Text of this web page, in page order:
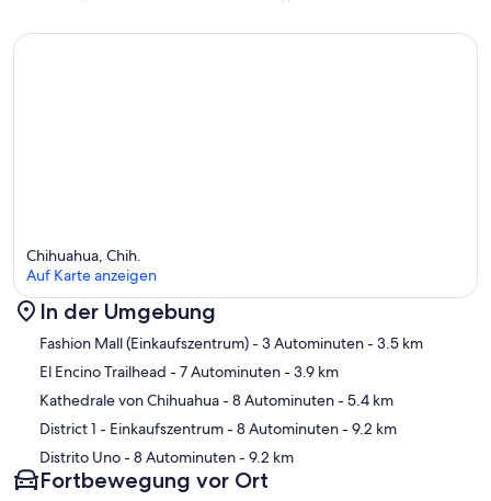
Karte
Chihuahua, Chih.
Auf Karte anzeigen
In der Umgebung
Fashion Mall (Einkaufszentrum)- 3 Autominuten- 3.5 km
El Encino Trailhead - 7 Autominuten- 3.9 km
Kathedrale von Chihuahua- 8 Autominuten- 5.4 km
District 1 - Einkaufszentrum- 8 Autominuten- 9.2 km
Distrito Uno- 8 Autominuten- 9.2 km
Fortbewegung vor Ort